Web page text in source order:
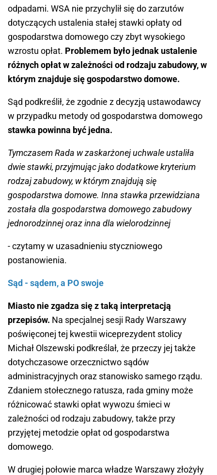
odpadami. WSA nie przychylił się do zarzutów
dotyczących ustalenia stałej stawki opłaty od
gospodarstwa domowego czy zbyt wysokiego
wzrostu opłat. Problemem było jednak ustalenie
różnych opłat w zależności od rodzaju zabudowy, w
którym znajduje się gospodarstwo domowe.
Sąd podkreślił, że zgodnie z decyzją ustawodawcy
w przypadku metody od gospodarstwa domowego
stawka powinna być jedna.
Tymczasem Rada w zaskarżonej uchwale ustaliła
dwie stawki, przyjmując jako dodatkowe kryterium
rodzaj zabudowy, w którym znajdują się
gospodarstwa domowe. Inna stawka przewidziana
została dla gospodarstwa domowego zabudowy
jednorodzinnej oraz inna dla wielorodzinnej
- czytamy w uzasadnieniu styczniowego
postanowienia.
Sąd - sądem, a PO swoje
Miasto nie zgadza się z taką interpretacją
przepisów. Na specjalnej sesji Rady Warszawy
poświęconej tej kwestii wiceprezydent stolicy
Michał Olszewski podkreślał, że przeczy jej także
dotychczasowe orzecznictwo sądów
administracyjnych oraz stanowisko samego rządu.
Zdaniem stołecznego ratusza, rada gminy może
różnicować stawki opłat wywozu śmieci w
zależności od rodzaju zabudowy, także przy
przyjętej metodzie opłat od gospodarstwa
domowego.
W drugiej połowie marca władze Warszawy złożyły